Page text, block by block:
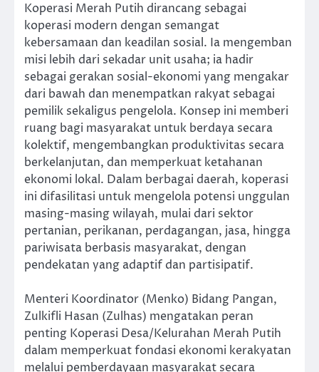
Koperasi Merah Putih dirancang sebagai
koperasi modern dengan semangat
kebersamaan dan keadilan sosial. Ia mengemban
misi lebih dari sekadar unit usaha; ia hadir
sebagai gerakan sosial-ekonomi yang mengakar
dari bawah dan menempatkan rakyat sebagai
pemilik sekaligus pengelola. Konsep ini memberi
ruang bagi masyarakat untuk berdaya secara
kolektif, mengembangkan produktivitas secara
berkelanjutan, dan memperkuat ketahanan
ekonomi lokal. Dalam berbagai daerah, koperasi
ini difasilitasi untuk mengelola potensi unggulan
masing-masing wilayah, mulai dari sektor
pertanian, perikanan, perdagangan, jasa, hingga
pariwisata berbasis masyarakat, dengan
pendekatan yang adaptif dan partisipatif.
Menteri Koordinator (Menko) Bidang Pangan,
Zulkifli Hasan (Zulhas) mengatakan peran
penting Koperasi Desa/Kelurahan Merah Putih
dalam memperkuat fondasi ekonomi kerakyatan
melalui pemberdayaan masyarakat secara